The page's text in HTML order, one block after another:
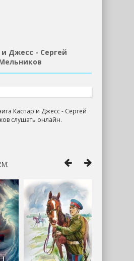
и Джесс - Сергей
Каспар и Джесс - Сергей
слушать онлайн.